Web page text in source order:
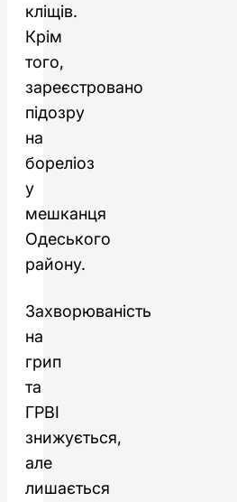
кліщів.
Крім
того,
зареєстровано
підозру
на
бореліоз
у
мешканця
Одеського
району.
Захворюваність
на
грип
та
ГРВІ
знижується,
але
лишається